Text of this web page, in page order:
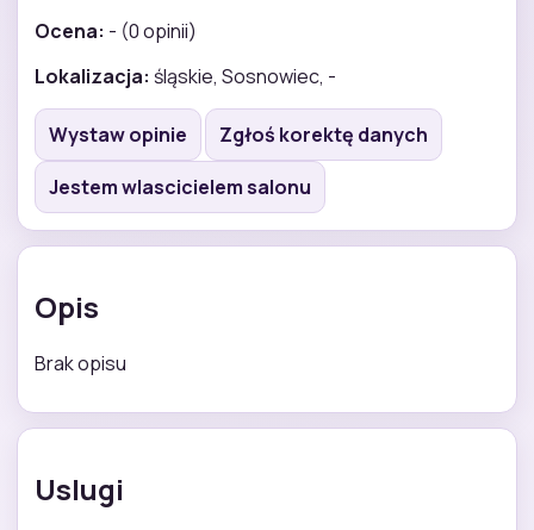
Ocena: - (0 opinii)
Lokalizacja: śląskie, Sosnowiec, -
Wystaw opinie
Zgłoś korektę danych
Jestem wlascicielem salonu
Opis
Brak opisu
Uslugi